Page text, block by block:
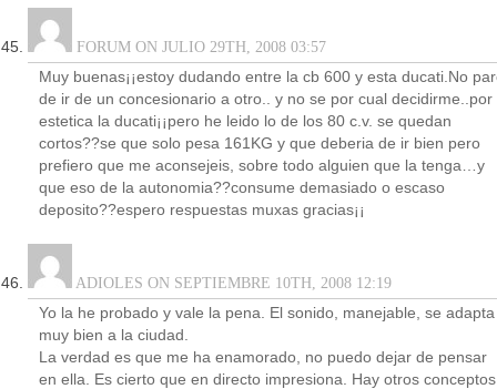
FORUM ON JULIO 29TH, 2008 03:57
Muy buenas¡¡estoy dudando entre la cb 600 y esta ducati.No
de ir de un concesionario a otro.. y no se por cual decidirme..por
estetica la ducati¡¡pero he leido lo de los 80 c.v. se quedan
cortos??se que solo pesa 161KG y que deberia de ir bien pero
prefiero que me aconsejeis, sobre todo alguien que la tenga…y
que eso de la autonomia??consume demasiado o escaso
deposito??espero respuestas muxas gracias¡¡
ADIOLES ON SEPTIEMBRE 10TH, 2008 12:19
Yo la he probado y vale la pena. El sonido, manejable, se adapta
muy bien a la ciudad.
La verdad es que me ha enamorado, no puedo dejar de pensar
en ella. Es cierto que en directo impresiona. Hay otros conceptos